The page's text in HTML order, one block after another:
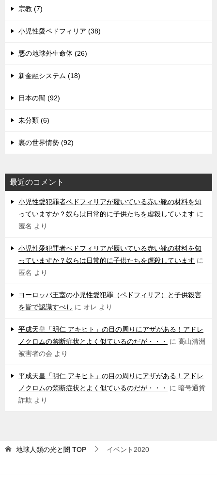
宗教 (7)
小児性愛ペドフィリア (38)
悪の地球外生命体 (26)
新金融システム (18)
日本の闇 (92)
未分類 (6)
裏の世界情勢 (92)
最近のコメント
小児性愛犯罪者ペドフィリアが履いている赤い靴の材料を知
っていますか？奴らは日常的に子供たちを虐殺しています に
匿名 より
小児性愛犯罪者ペドフィリアが履いている赤い靴の材料を知
っていますか？奴らは日常的に子供たちを虐殺しています に
匿名 より
ヨーロッパ王室の小児性愛犯罪（ペドフィリア）と子供殺害
を皆で認識すべし に オレ より
平成天皇「明仁 アキヒト」の目の周りにアザがある！アドレ
ノクロムの禁断症状とよく似ているのだが・・・
に 高山清洲
被害者の会 より
平成天皇「明仁 アキヒト」の目の周りにアザがある！アドレ
ノクロムの禁断症状とよく似ているのだが・・・
に 暗号通貨
詐欺 より
地球人類の光と闇 TOP イベント2020